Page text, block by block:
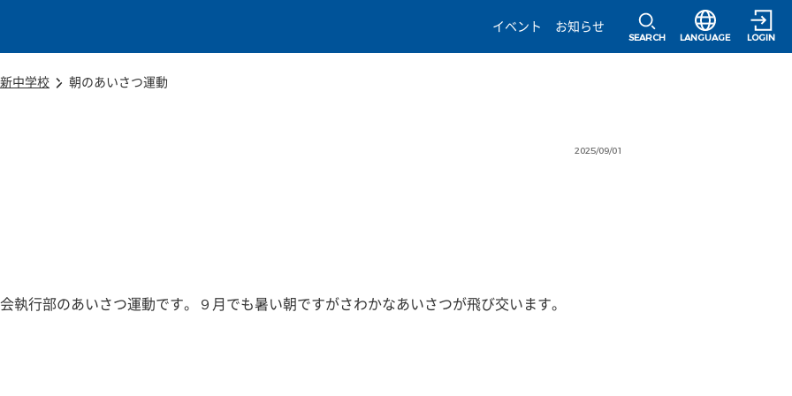
イベント
お知らせ
SEARCH
選択すると言語
LANGUAGE LOGIN
中学校 朝のあいさつ運動
2025/09/01
執行部のあいさつ運動です。９月でも暑い朝ですがさわかなあいさつが飛び交います。